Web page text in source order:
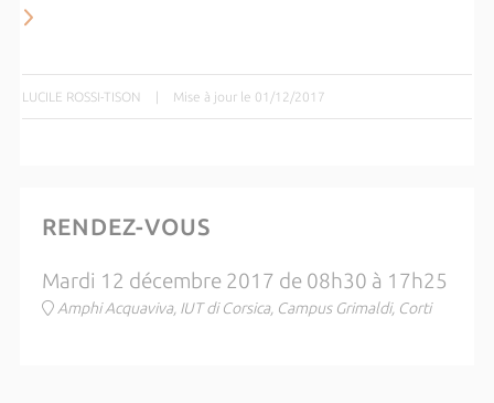
LUCILE ROSSI-TISON | Mise à jour le 01/12/2017
RENDEZ-VOUS
Mardi 12 décembre 2017 de 08h30 à 17h25
Amphi Acquaviva, IUT di Corsica, Campus Grimaldi, Corti